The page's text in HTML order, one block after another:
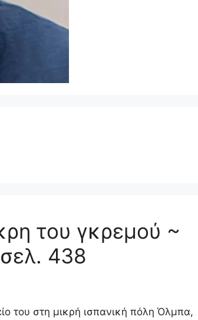
του γκρεμού ~
438
του στη μικρή ισπανική πόλη Όλμπα,